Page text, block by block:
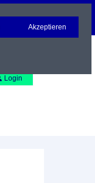
Login
Akzeptieren